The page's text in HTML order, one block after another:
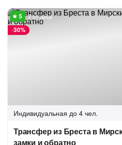
-30%
3 отзыва
Индивидуальная до 4 чел.
Трансфер из Бреста в
замки и обратно